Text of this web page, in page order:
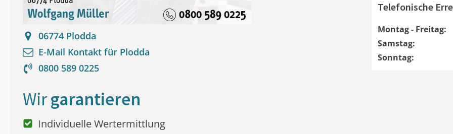
06774 Plodda
E-Mail Kontakt für Plodda
0800 589 0225
Telefonische
Montag - Freitag:
Samstag:
Sonntag:
Wirgarantieren
Individuelle Wertermittlung